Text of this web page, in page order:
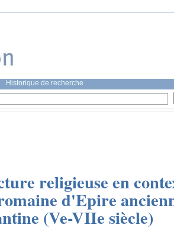
Historique de recherche
religieuse en
d'Epire
(Ve-VIIe siècle)